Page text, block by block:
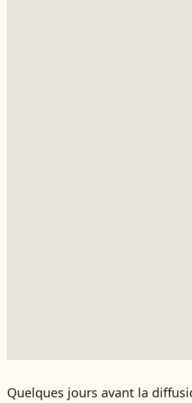
Quelques jours avant la